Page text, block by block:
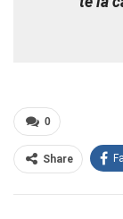
0
Share